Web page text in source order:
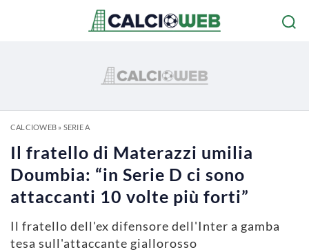
CALCIOWEB» SERIE A
Il fratello di Materazzi umilia
Doumbia: “in Serie D ci sono
attaccanti 10 volte più forti”
Il fratello dell'ex difensore dell'Inter a gamba
tesa sull'attaccante giallorosso